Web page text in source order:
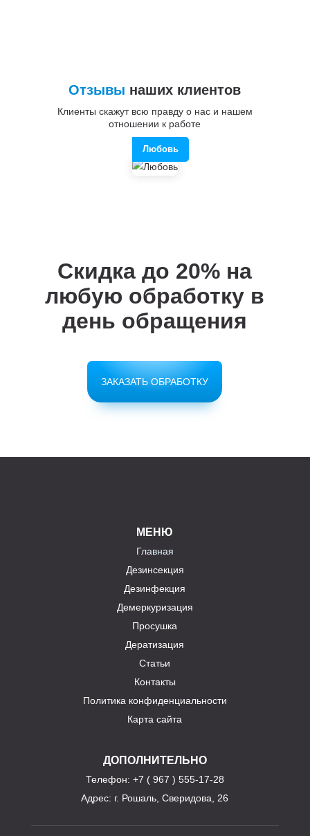
Отзывы наших клиентов
Клиенты скажут всю правду о нас и нашем
отношении к работе
Любовь
Скидка до 20% на
любую обработку в
день обращения
ЗАКАЗАТЬ ОБРАБОТКУ
МЕНЮ
Главная
Дезинсекция
Дезинфекция
Демеркуризация
Просушка
Дератизация
Статьи
Контакты
Политика конфиденциальности
Карта сайта
ДОПОЛНИТЕЛЬНО
Телефон: +7 ( 967 ) 555-17-28
Адрес: г. Рошаль, Сверидова, 26